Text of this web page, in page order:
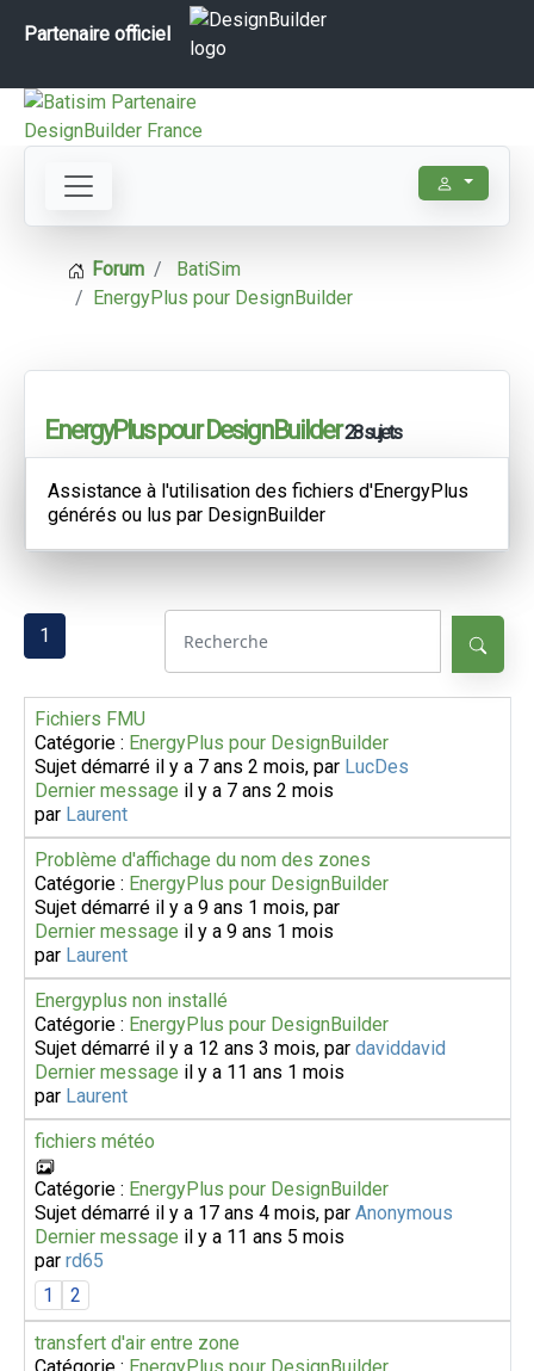
Partenaire officiel
Forum
BatiSim
EnergyPlus pour DesignBuilder
EnergyPlus pour DesignBuilder28 sujets
Assistance à l'utilisation des fichiers d'EnergyPlus
générés ou lus par DesignBuilder
1
Fichiers FMU
Catégorie : EnergyPlus pour DesignBuilder
Sujet démarré il y a 7 ans 2 mois, par LucDes
Dernier message il y a 7 ans 2 mois
par Laurent
Problème d'affichage du nom des zones
Catégorie : EnergyPlus pour DesignBuilder
Sujet démarré il y a 9 ans 1 mois, par
Dernier message il y a 9 ans 1 mois
par Laurent
Energyplus non installé
Catégorie : EnergyPlus pour DesignBuilder
Sujet démarré il y a 12 ans 3 mois, par daviddavid
Dernier message il y a 11 ans 1 mois
par Laurent
fichiers météo
Catégorie : EnergyPlus pour DesignBuilder
Sujet démarré il y a 17 ans 4 mois, par Anonymous
Dernier message il y a 11 ans 5 mois
par rd65
1
2
transfert d'air entre zone